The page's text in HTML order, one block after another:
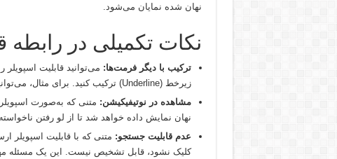
نهان شده نمایان می‌شود.
نکات تکمیلی در رابطه
ترکیب با دیگر فرمت‌ها:
زیرخط (Underline) ترکیب کنید. برای مثال، می‌توانید بخشی از متن را هم پررنگ و هم اسپویلر کنید.
مشاهده در نوتیفیکیشن: متنی که به‌صورت
نهان نمایش داده خواهد شد تا از لو رفتن
عدم قابلیت جستجو: متنی که با قابلیت اسپویلر
کلیک نشود، قابل تشخیص نیست. این یک مسئله